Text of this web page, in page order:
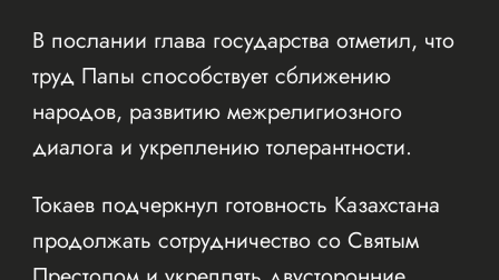
В послании глава государства отметил, что
труд Папы способствует сближению
народов, развитию межрелигиозного
диалога и укреплению толерантности.
Токаев подчеркнул готовность Казахстана
продолжать сотрудничество со Святым